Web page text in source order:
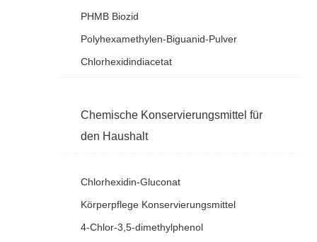
PHMB Biozid
Polyhexamethylen-Biguanid-Pulver
Chlorhexidindiacetat
Chemische Konservierungsmittel für
den Haushalt
Chlorhexidin-Gluconat
Körperpflege Konservierungsmittel
4-Chlor-3,5-dimethylphenol